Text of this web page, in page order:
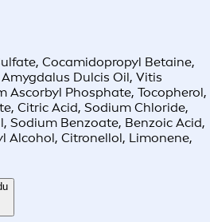
Cocamidopropyl Betaine,
Dulcis Oil, Vitis
Ascorbyl Phosphate, Tocopherol,
Citric Acid, Sodium Chloride,
Sodium Benzoate, Benzoic Acid,
Alcohol, Citronellol, Limonene,